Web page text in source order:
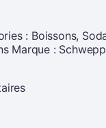
: Boissons,
Marque :